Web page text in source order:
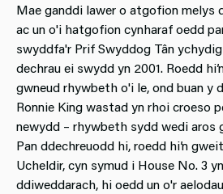
Mae ganddi lawer o atgofion melys
ac un o'i hatgofion cynharaf oedd
swyddfa'r Prif Swyddog Tân
dechrau ei swydd yn 2001. Roedd
gwneud rhywbeth o'i le, ond buan y
Ronnie King wastad yn rhoi croeso
newydd – rhywbeth sydd wedi aros
Pan ddechreuodd hi, roedd hi’n
Ucheldir, cyn symud i House No. 3
ddiweddarach, hi oedd un o'r